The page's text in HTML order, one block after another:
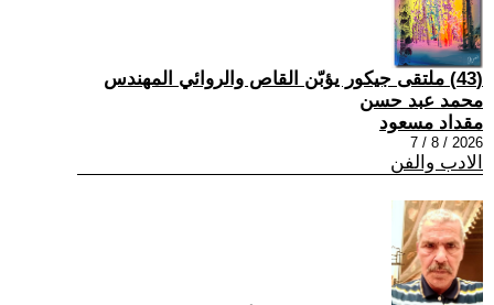
(43) ملتقى جيكور يؤبّن القاص والروائي المهندس
محمد عبد حسن
مقداد مسعود
2026 / 8 / 7
الادب والفن